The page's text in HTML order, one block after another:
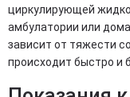
циркулирующей
амбулатории или
зависит от тяжести
происходит быстро и